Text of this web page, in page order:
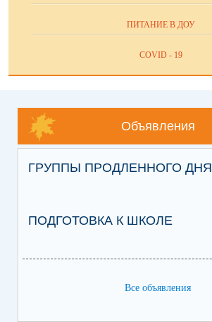
ПИТАНИЕ В ДОУ
COVID - 19
Объявления
ГРУППЫ ПРОДЛЕННОГО ДНЯ
ПОДГОТОВКА К ШКОЛЕ
Все объявления